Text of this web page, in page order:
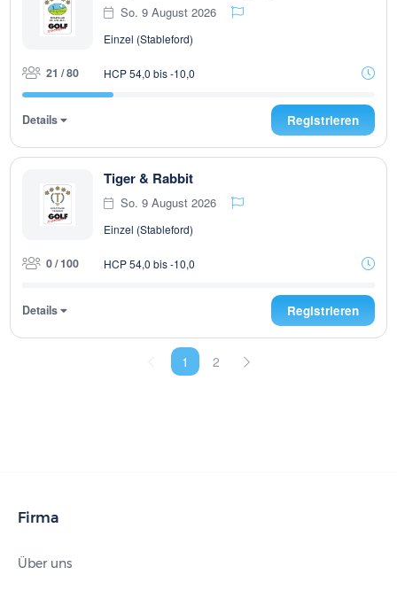
So. 9 August 2026
Einzel (Stableford)
21 / 80 HCP 54,0 bis -10,0
Details Registrieren
Tiger & Rabbit
So. 9 August 2026
Einzel (Stableford)
0 / 100 HCP 54,0 bis -10,0
Details Registrieren
1 2
Firma
Über uns